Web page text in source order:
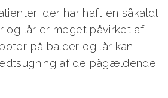
der har haft en såkaldt
og lår er meget påvirket af
på balder og lår kan
af de pågældende